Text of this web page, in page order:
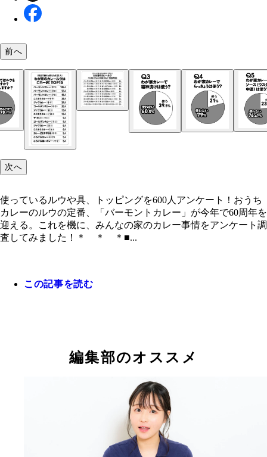
ている
①鍋に水を入れて沸騰させる。 ②沸騰したら、
スライスしたタマネギをゆでる（15分くらい）。
③丁寧にアクを取って、タマネギが透明になって
醤油とルウを入れて煮る（10分くらい）。
④仕上げにガーリックパウダーとガラムマサラを
完成。
汁だく牛カレー
槙尾ユウスケ かもめんたるとしてキングオブコ
①具材を切る。ニンジン、ピーマンは短冊切り。
ン、キャベツはひと口大に。
②ルウを用意する。鍋に水を沸騰させ、火を止め
を溶かす。
③具材を炒める。フライパンにサラダ油を引き、
ン、ニンジン、ピーマン、キャベツの順に入れて
る。最後に卵を溶いて流し入れ、半熟状態で全体
④ルウを入れる。用意しておいた②のルウをフラ
の中に流し入れ、少し混ぜて加熱する。
シャキシャキ野菜のベーコンエッグカレー
演多数
①手羽元は骨に沿って切り込みを入れ、醤油で下
ける。
②鍋にサラダ油を引いて、タマネギと手羽元にこ
と焼き目がつくまでしっかり炒める。
③和風だしを加えて沸騰したらふたをして20分煮込
む。 ④いったん火を止めてからカレールウを加
かし、再び加熱する。
⑤沸騰したら牛乳を加えて5分煮込んで完成。
和風手羽元カレー
前へ
次へ
使っているルウや具、トッピングを600人アンケート！おうち
カレーのルウの定番、「バーモントカレー」が今年で60周年を
迎える。これを機に、みんなの家のカレー事情をアンケート調
査してみました！＊ ＊ ＊■...
この記事を読む
編集部のオススメ